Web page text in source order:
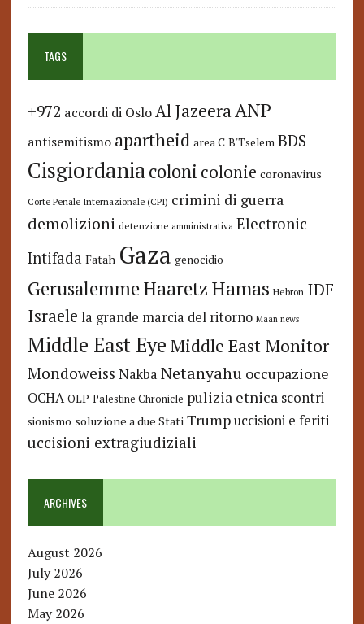
TAGS
+972 accordi di Oslo Al JazeeraANP
antisemitismo apartheid area C B'Tselem BDS
Cisgiordaniacoloni colonie coronavirus
Corte Penale Internazionale (CPI) crimini di guerra
demolizioni detenzione amministrativa Electronic
Intifada Fatah Gaza genocidio
GerusalemmeHaaretzHamas Hebron IDF
Israele la grande marcia del ritorno Maan news
Middle East Eye Middle East Monitor
Mondoweiss Nakba Netanyahu occupazione
OCHA OLP Palestine Chronicle pulizia etnica scontri
sionismo soluzione a due Stati Trump uccisioni e feriti
uccisioni extragiudiziali
ARCHIVES
August 2026
July 2026
June 2026
May 2026